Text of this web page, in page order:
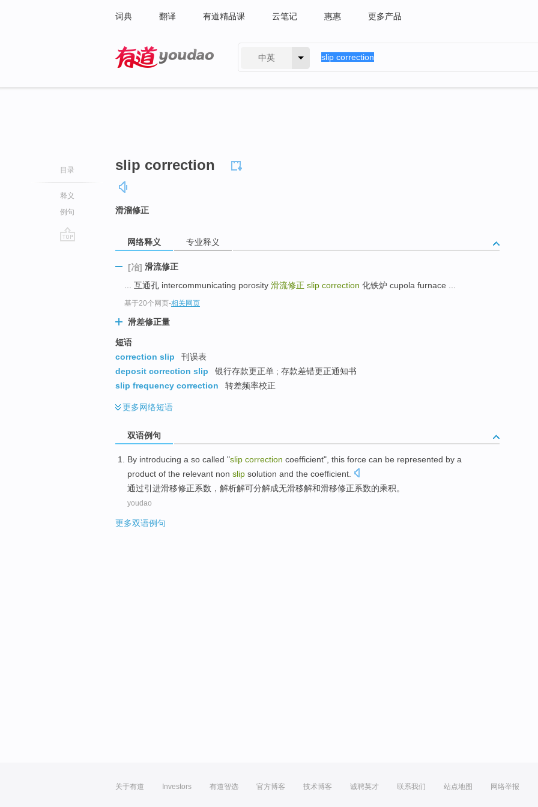
词典 翻译 有道精品课 云笔记 惠惠 更多产品
中英
目录
释义
例句
slip correction
滑溜修正
网络释义 专业释义
[冶] 滑流修正
... 互通孔 intercommunicating porosity 滑流修正 slip correction 化铁炉 cupola furnace ...
基于20个网页-相关网页
滑差修正量
短语
correction slip
刊误表
deposit correction slip
银行存款更正单 ; 存款差错更正通知书
slip frequency correction
转差频率校正
更多网络短语
双语例句
By introducing a so called "slip correction coefficient", this force can be represented by a
product of the relevant non slip solution and the coefficient.
通过引进滑移修正系数 ， 解析解可分解成无滑移解和滑移修正系数的乘积。
youdao
更多双语例句
关于有道 Investors 有道智选 官方博客 技术博客 诚聘英才 联系我们 站点地图 网络举报